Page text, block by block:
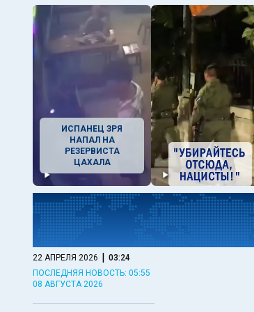
ИСПАНЕЦ ЗРЯ
НАПАЛ НА
РЕЗЕРВИСТА
ЦАХАЛА
22 АПРЕЛЯ 2026 | 03:24
ПОСЛЕДНЯЯ НОВОСТЬ: 05:55
08 АВГУСТА 2026